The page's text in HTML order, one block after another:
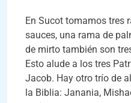
En Sucot tomamos tres
sauces, una rama de
de mirto también son
Esto alude a los tres
Jacob. Hay otro trío de
la Biblia: Janania,